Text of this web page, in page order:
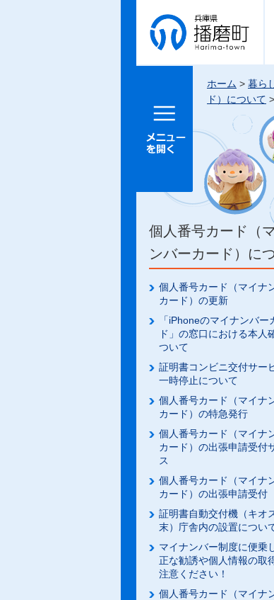
兵庫県 播
磨町
メニュー
ホーム > 暮ら
ド）について
個人番号カード（
ンバーカード）に
個人番号カード（マイナ
カード）の更新
「iPhoneのマイナンバー
ド」の窓口における本人
ついて
証明書コンビニ交付サー
一時停止について
個人番号カード（マイナ
カード）の特急発行
個人番号カード（マイナ
カード）の出張申請受付
ス
個人番号カード（マイナ
カード）の出張申請受付
証明書自動交付機（キオ
末）庁舎内の設置につい
マイナンバー制度に便乗
正な勧誘や個人情報の取
注意ください！
個人番号カード（マイナ